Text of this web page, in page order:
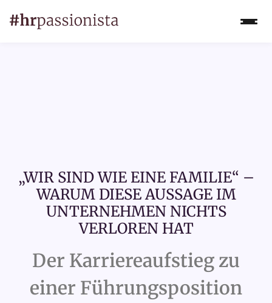
„WIR SIND WIE EINE FAMILIE“ –
WARUM DIESE AUSSAGE IM
UNTERNEHMEN NICHTS
VERLOREN HAT
Der Karriereaufstieg zu
einer Führungsposition